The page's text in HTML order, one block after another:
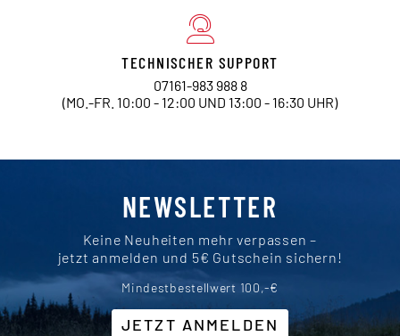
TECHNISCHER SUPPORT
07161-983 988 8
(MO.-FR. 10:00 - 12:00 UND 13:00 - 16:30 UHR)
NEWSLETTER
Keine Neuheiten mehr verpassen –
jetzt anmelden und 5€ Gutschein sichern!
Mindestbestellwert 100,-€
JETZT ANMELDEN